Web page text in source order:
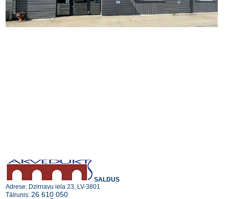
SALDUS
Adrese: Dzirnavu iela 23, LV-3801
Tālrunis:26 610 050